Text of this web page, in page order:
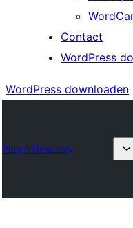
Contact
WordPress
WordPress downloaden
Plugin Directory